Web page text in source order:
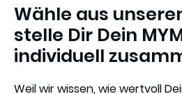
Wähle aus
stelle Dir Dein
individuell
Weil wir wissen, wie wertvoll